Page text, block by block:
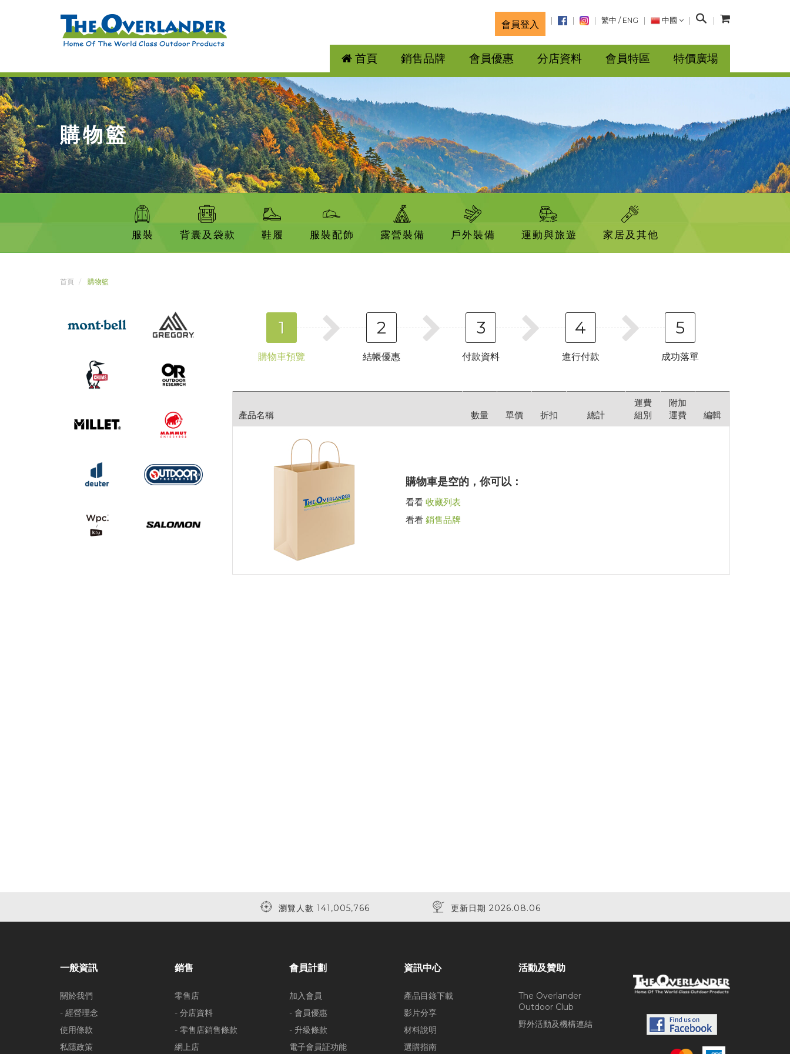
會員登入 繁中 / ENG 中國
搜
首頁 銷售品牌 會員優惠 分店資料 會員特區 特價廣場
購物籃
服裝 背囊及袋款 鞋履 服裝配飾 露營裝備 戶外裝備 運動與旅遊 家居及其他
首頁 購物籃
1
購物車預覽
2
結帳優惠
3
付款資料
4
進行付款
5
成功落單
產品名稱 數量 單價 折扣 總計
運費
組別
附加
運費
編輯
購物車是空的，你可以：
看看收藏列表
看看銷售品牌
瀏覽人數 141,005,766 更新日期 2026.08.06
一般資訊
關於我們
- 經營理念
使用條款
私隱政策
銷售
零售店
- 分店資料
- 零售店銷售條款
網上店
會員計劃
加入會員
- 會員優惠
- 升級條款
電子會員証功能
資訊中心
產品目錄下載
影片分享
材料說明
選購指南
活動及贊助
The Overlander
Outdoor Club
野外活動及機構連結